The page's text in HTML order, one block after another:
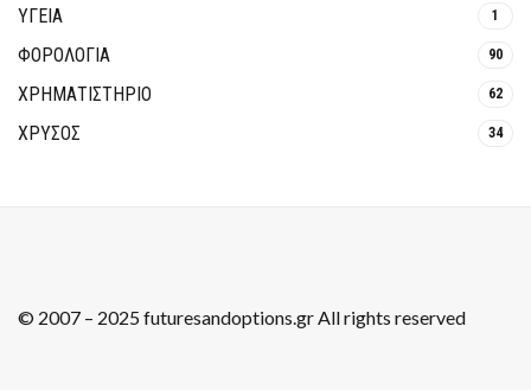
ΥΓΕΙΑ 1
ΦΟΡΟΛΟΓΙΑ 90
ΧΡΗΜΑΤΙΣΤΗΡΙΟ 62
ΧΡΥΣΟΣ 34
© 2007 – 2025 futuresandoptions.gr All rights reserved